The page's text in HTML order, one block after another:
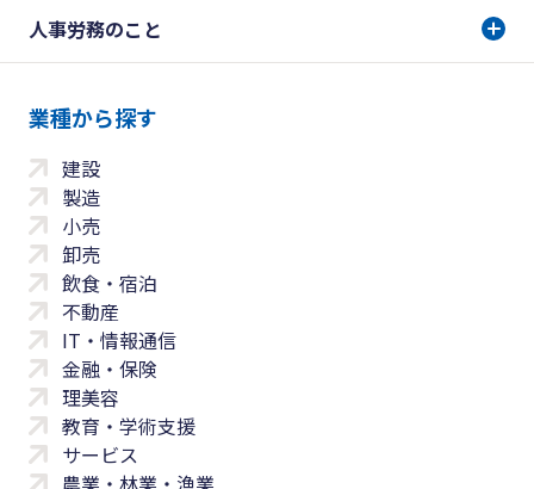
人事労務のこと
業種から探す
建設
製造
小売
卸売
飲食・宿泊
不動産
IT・情報通信
金融・保険
理美容
教育・学術支援
サービス